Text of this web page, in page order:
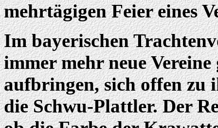
mehrtägigen Feier eines
Im bayerischen
immer mehr neue
aufbringen, sich offen zu
die Schwu-Plattler. Der